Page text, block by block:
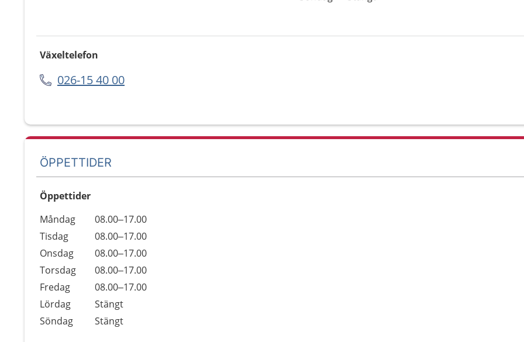
Växeltelefon
026-15 40 00
ÖPPETTIDER
Öppettider
Dag
Öppettider
Kommentarer
Måndag
08.00–17.00
Tisdag
08.00–17.00
Onsdag
08.00–17.00
Torsdag
08.00–17.00
Fredag
08.00–17.00
Lördag
Stängt
Söndag
Stängt